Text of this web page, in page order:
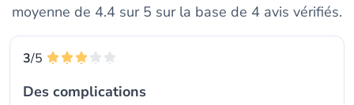
moyenne de 4.4 sur 5 sur la base de 4 avis vérifiés.
3/5
Des complications